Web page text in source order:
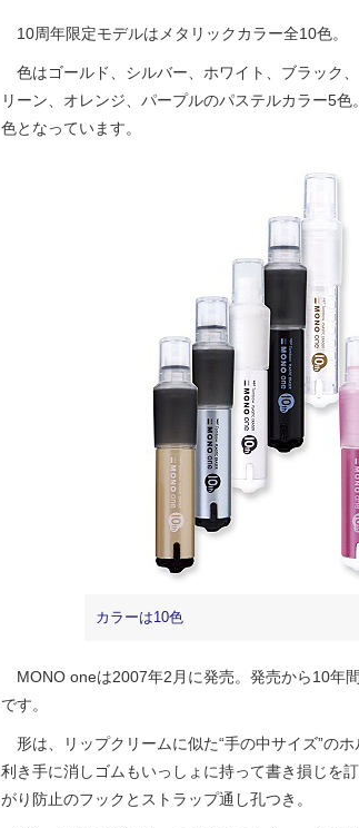
10周年限定モデルはメタリックカラー全10色。
色はゴールド、シルバー、ホワイト、ブラック
リーン、オレンジ、パープルのパステルカラー5
色となっています。
カラーは10色
MONO oneは2007年2月に発売。発売から10年
です。
形は、リップクリームに似た“手の中サイズ”の
利き手に消しゴムもいっしょに持って書き損じを
がり防止のフックとストラップ通し孔つき。